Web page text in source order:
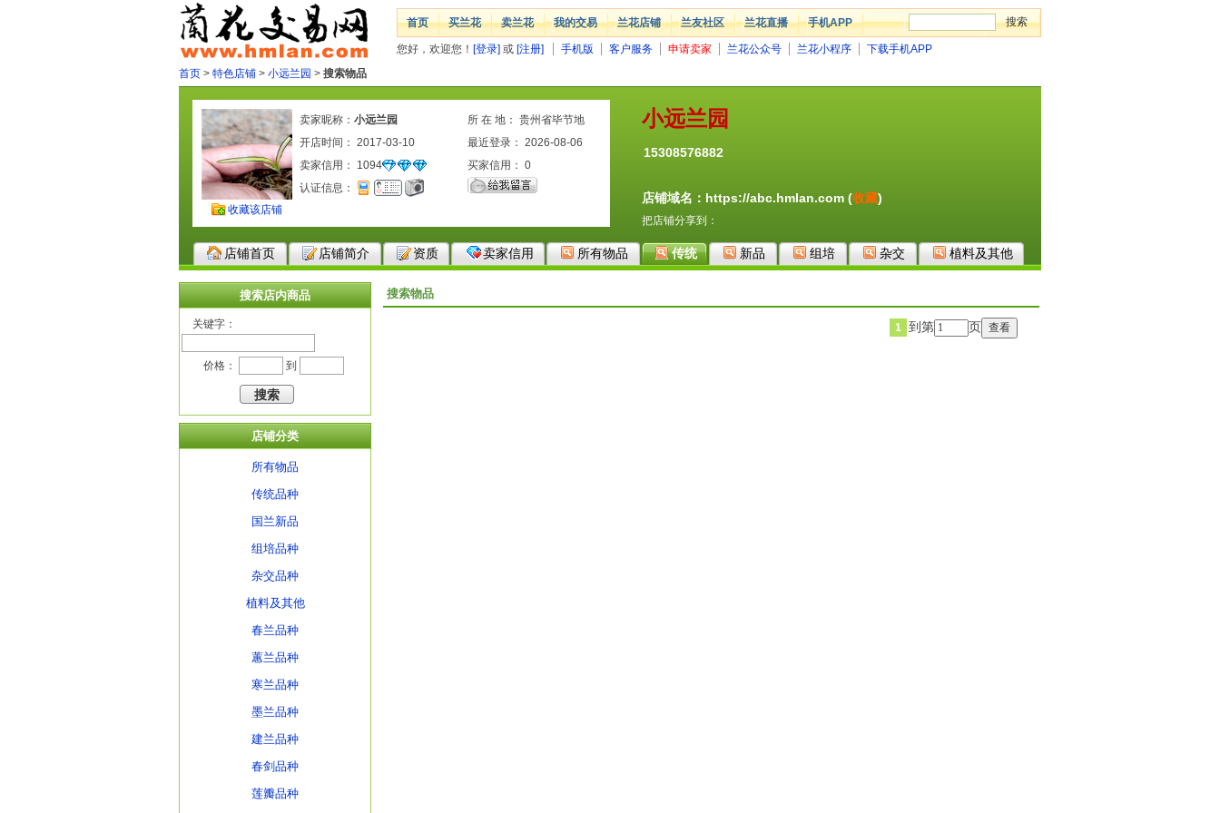
首页 买兰花 卖兰花 我的交易 兰花店铺 兰友社区 兰花直播 手机APP
您好，欢迎您！ [登录] 或 [注册] 手机版 客户服务 申请卖家 兰花公众号 兰花小程序
下载手机APP
首页 > 特色店铺 > 小远兰园 > 搜索物品
小远兰园
15308576882
店铺域名：https://abc.hmlan.com (收藏)
把店铺分享到：
收藏该店铺
卖家昵称： 小远兰园
所 在 地： 贵州省毕节地
区
开店时间： 2017-03-10
最近登录： 2026-08-06
卖家信用： 1094 买家信用： 0
认证信息：
店铺首页 店铺简介 资质 卖家信用 所有物品 传统 新品 组培 杂交 植料及其他
搜索店内商品
关键字：
价格： 到
店铺分类
所有物品
传统品种
国兰新品
组培品种
杂交品种
植料及其他
春兰品种
蕙兰品种
寒兰品种
墨兰品种
建兰品种
春剑品种
莲瓣品种
搜索物品
1 到第 页